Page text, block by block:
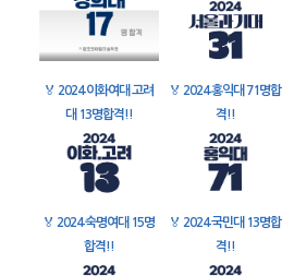
🏅 2024 이화여대 고려
대 13명합격!!
🏅 2024 홍익대 71명합
격!!
🏅 2024 숙명여대 15명
합격!!
🏅 2024 국민대 13명합
격!!